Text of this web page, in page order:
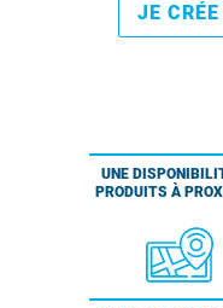
JE
UNE
PRODUITS À